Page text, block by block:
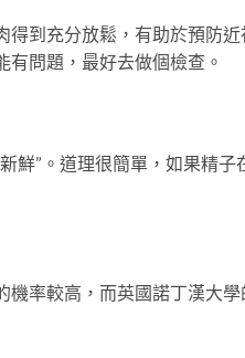
到充分放鬆，有助於預防近
有問題，最好去做個檢查。
”。道理很簡單，如果精子
率較高，而英國諾丁漢大學